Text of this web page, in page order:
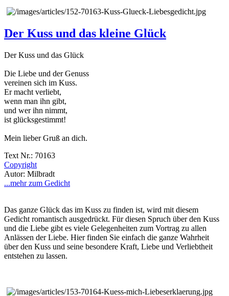
Der Kuss und das kleine Glück
Der Kuss und das Glück
Die Liebe und der Genuss
vereinen sich im Kuss.
Er macht verliebt,
wenn man ihn gibt,
und wer ihn nimmt,
ist glücksgestimmt!
Mein lieber Gruß an dich.
Text Nr.: 70163
Copyright
Autor: Milbradt
...mehr zum Gedicht
Das ganze Glück das im Kuss zu finden ist, wird mit diesem
Gedicht romantisch ausgedrückt. Für diesen Spruch über den Kuss
und die Liebe gibt es viele Gelegenheiten zum Vortrag zu allen
Anlässen der Liebe. Hier finden Sie einfach die ganze Wahrheit
über den Kuss und seine besondere Kraft, Liebe und Verliebtheit
entstehen zu lassen.